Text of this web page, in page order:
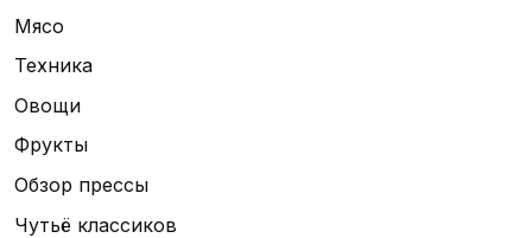
Мясо
Техника
Овощи
Фрукты
Обзор прессы
Чутьё классиков